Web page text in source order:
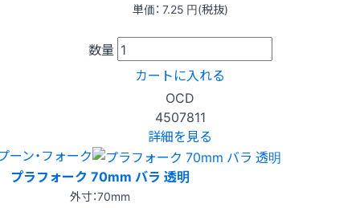
単価： 7.25 円(税抜)
数量
カートに入れる
OCD
4507811
詳細を見る
ーン・フォーク
プラフォーク 70mm バラ 透明
外寸：70mm